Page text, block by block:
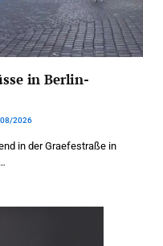
in Berlin-
2026
in der Graefestraße in